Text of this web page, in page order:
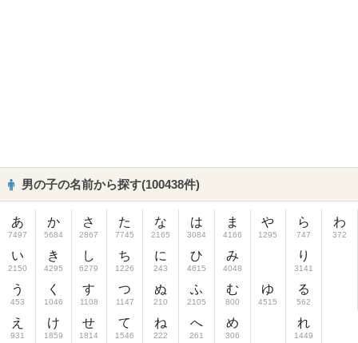
男の子の名前から探す(100438件)
あ
7497
い
2150
う
453
え
931
か
5684
き
4295
く
1046
け
1859
さ
2867
し
6279
す
1108
せ
1814
た
7745
ち
1226
つ
1147
て
1546
な
2165
に
243
ぬ
210
ね
222
は
3084
ひ
4615
ふ
2105
へ
261
ま
4166
み
4048
む
800
め
306
や
1295
ゆ
4515
ら
747
り
3141
る
562
れ
1449
わ
372